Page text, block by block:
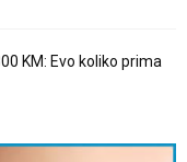
KM: Evo koliko prima